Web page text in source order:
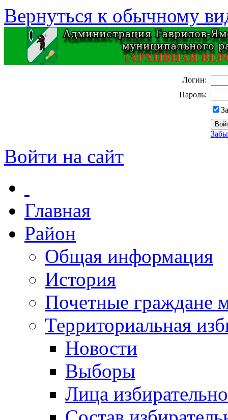
Вернуться к обычному
Логин:
Пароль:
Войти на сайт
Главная
Район
Общая информация
История
Почетные граждане
Территориальная
Новости
Выборы
Лица